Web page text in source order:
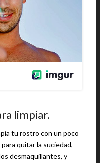
limpiar.
tu rostro con un poco
quitar la suciedad,
desmaquillantes, y